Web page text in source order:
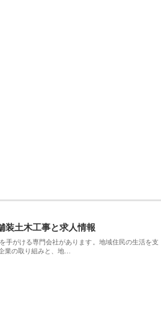
装土木工事と求人情報
手がける専門会社があります。地域住民の生活を支
業の取り組みと、地…